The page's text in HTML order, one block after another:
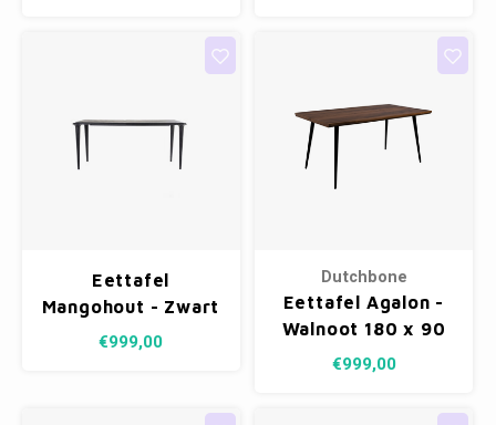
Eettafel
Mangohout - Zwart
200x100 cm
€999,00
Dutchbone
Eettafel Agalon -
Walnoot 180 x 90
cm
€999,00